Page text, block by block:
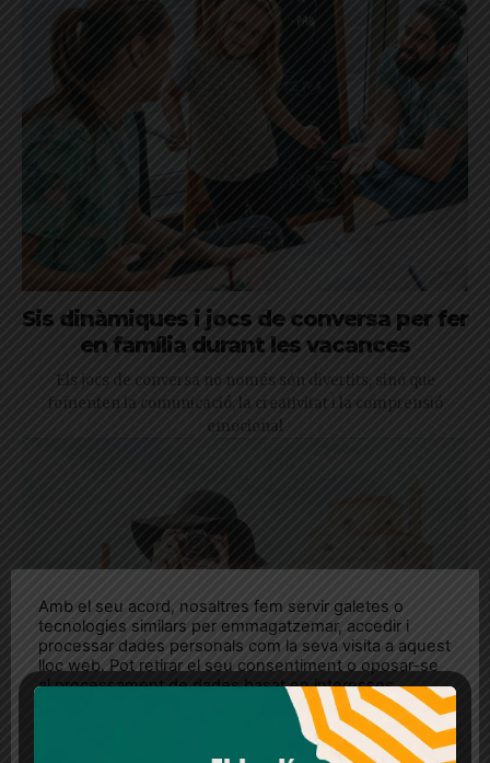
Sis dinàmiques i jocs de conversa per fer
en família durant les vacances
Els jocs de conversa no només són divertits, sinó que
fomenten la comunicació, la creativitat i la comprensió
emocional
Amb el seu acord, nosaltres fem servir galetes o
tecnologies similars per emmagatzemar, accedir i
processar dades personals com la seva visita a aquest
lloc web. Pot retirar el seu consentiment o oposar-se
al processament de dades basat en interessos
legítims en qualsevol moment fent clic a "Ajustos de
cookies" o a la nostra Política de privacitat en aquest
lloc web. Si cliques "acceptar" dones el teu